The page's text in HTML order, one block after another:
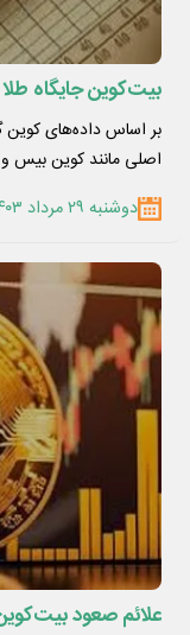
بیت‌کوین جایگاه
بر اساس داده‌های کوین
اصلی مانند کوین بیس
دوشنبه ۲۹ مرداد ۱۴۰۳
علائم صعود